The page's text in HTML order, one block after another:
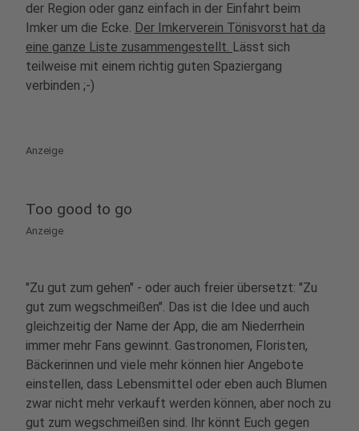
der Region oder ganz einfach in der Einfahrt beim
Imker um die Ecke. Der Imkerverein Tönisvorst hat da
eine ganze Liste zusammengestellt. Lässt sich
teilweise mit einem richtig guten Spaziergang
verbinden ;-)
Anzeige
Too good to go
Anzeige
"Zu gut zum gehen" - oder auch freier übersetzt: "Zu
gut zum wegschmeißen". Das ist die Idee und auch
gleichzeitig der Name der App, die am Niederrhein
immer mehr Fans gewinnt. Gastronomen, Floristen,
Bäckerinnen und viele mehr können hier Angebote
einstellen, dass Lebensmittel oder eben auch Blumen
zwar nicht mehr verkauft werden können, aber noch zu
gut zum wegschmeißen sind. Ihr könnt Euch gegen